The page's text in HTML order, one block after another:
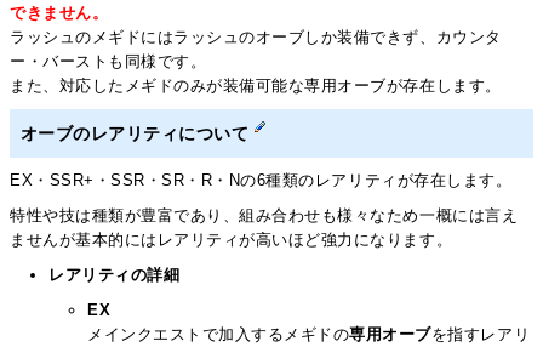
できません。
ラッシュのメギドにはラッシュのオーブしか装備できず、カウンタ
ー・バーストも同様です。
また、対応したメギドのみが装備可能な専用オーブが存在します。
オーブのレアリティについて
EX・SSR+・SSR・SR・R・Nの6種類のレアリティが存在します。
特性や技は種類が豊富であり、組み合わせも様々なため一概には言え
ませんが基本的にはレアリティが高いほど強力になります。
レアリティの詳細
EX
メインクエストで加入するメギドの専用オーブを指すレアリ